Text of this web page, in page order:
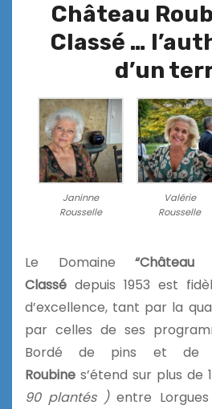
Château
Classé …
d’un
Janinne
Rousselle
Valérie
Rousselle
Le Domaine
Classé depuis 1953 est
d’excellence, tant par la
par celles de ses
Bordé de pins et de
Roubine s’étend sur plus de
90 plantés )entre Lorgues